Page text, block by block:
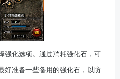
强化选项。通过消耗强化石，可
好准备一些备用的强化石，以防